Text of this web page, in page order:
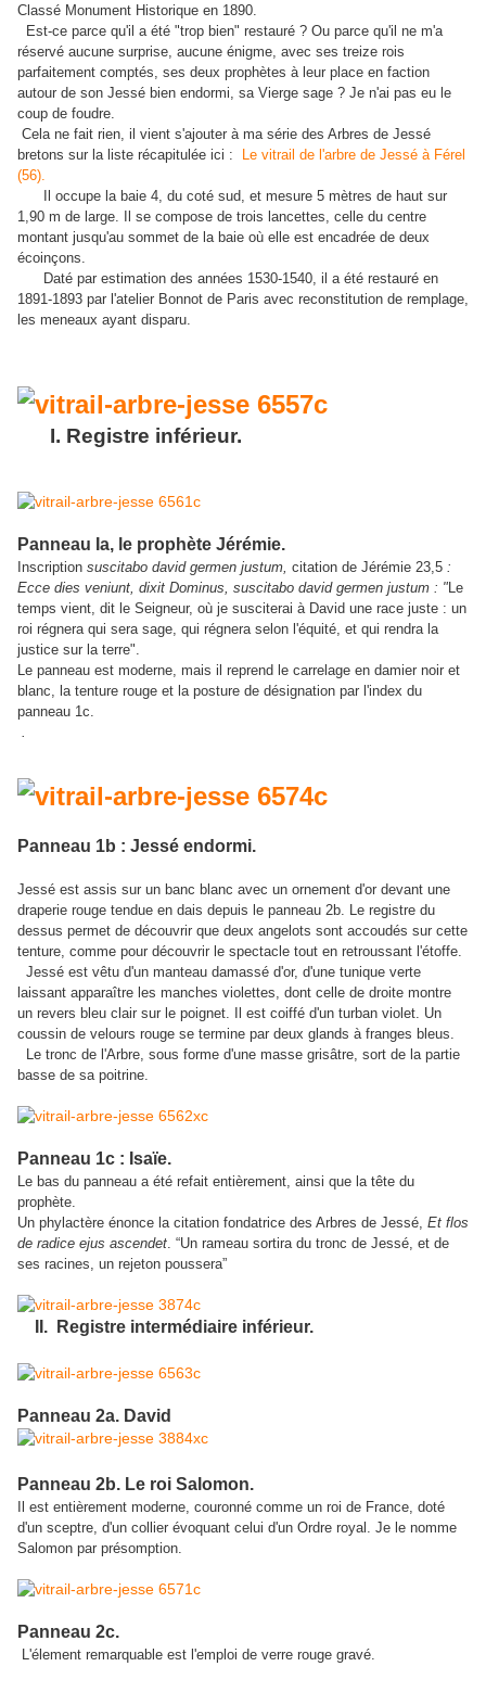
Classé Monument Historique en 1890.
Est-ce parce qu'il a été "trop bien" restauré ? Ou parce qu'il ne m'a
réservé aucune surprise, aucune énigme, avec ses treize rois
parfaitement comptés, ses deux prophètes à leur place en faction
autour de son Jessé bien endormi, sa Vierge sage ? Je n'ai pas eu le
coup de foudre.
Cela ne fait rien, il vient s'ajouter à ma série des Arbres de Jessé
bretons sur la liste récapitulée ici :
Le vitrail de l'arbre de Jessé à Férel
(56).
Il occupe la baie 4, du coté sud, et mesure 5 mètres de haut sur
1,90 m de large. Il se compose de trois lancettes, celle du centre
montant jusqu'au sommet de la baie où elle est encadrée de deux
écoinçons.
Daté par estimation des années 1530-1540, il a été restauré en
1891-1893 par l'atelier Bonnot de Paris avec reconstitution de remplage,
les meneaux ayant disparu.
I. Registre inférieur.
Panneau Ia, le prophète Jérémie.
Inscription suscitabo david germen justum, citation de Jérémie 23,5 :
Ecce dies veniunt, dixit Dominus, suscitabo david germen justum : "Le
temps vient, dit le Seigneur, où je susciterai à David une race juste : un
roi régnera qui sera sage, qui régnera selon l'équité, et qui rendra la
justice sur la terre".
Le panneau est moderne, mais il reprend le carrelage en damier noir et
blanc, la tenture rouge et la posture de désignation par l'index du
panneau 1c.
.
Panneau 1b : Jessé endormi.
Jessé est assis sur un banc blanc avec un ornement d'or devant une
draperie rouge tendue en dais depuis le panneau 2b. Le registre du
dessus permet de découvrir que deux angelots sont accoudés sur cette
tenture, comme pour découvrir le spectacle tout en retroussant l'étoffe.
Jessé est vêtu d'un manteau damassé d'or, d'une tunique verte
laissant apparaître les manches violettes, dont celle de droite montre
un revers bleu clair sur le poignet. Il est coiffé d'un turban violet. Un
coussin de velours rouge se termine par deux glands à franges bleus.
Le tronc de l'Arbre, sous forme d'une masse grisâtre, sort de la partie
basse de sa poitrine.
Panneau 1c : Isaïe.
Le bas du panneau a été refait entièrement, ainsi que la tête du
prophète.
Un phylactère énonce la citation fondatrice des Arbres de Jessé, Et flos
de radice ejus ascendet. “Un rameau sortira du tronc de Jessé, et de
ses racines, un rejeton poussera”
II. Registre intermédiaire inférieur.
Panneau 2a. David
Panneau 2b. Le roi Salomon.
Il est entièrement moderne, couronné comme un roi de France, doté
d'un sceptre, d'un collier évoquant celui d'un Ordre royal. Je le nomme
Salomon par présomption.
Panneau 2c.
L'élement remarquable est l'emploi de verre rouge gravé.